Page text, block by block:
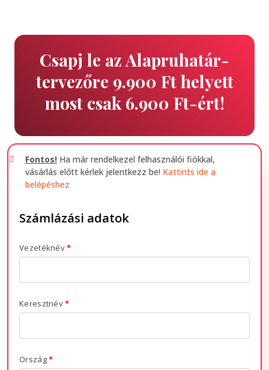
Csapj le az Alapruhatár-
tervezőre 9.900 Ft helyett
most csak 6.900 Ft-ért!
Fontos! Ha már rendelkezel felhasználói fiókkal,
vásárlás előtt kérlek jelentkezz be! Kattints ide a
belépéshez
Számlázási adatok
Vezetéknév*
Keresztnév*
Ország*